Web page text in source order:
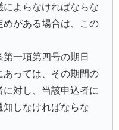
よらなければならな
めがある場合は、この
一項第四号の期日
あっては、その期間の
対し、当該申込者に
しなければならな